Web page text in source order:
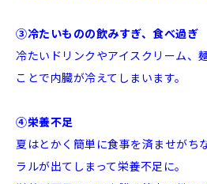
③冷たいものの飲みすぎ、食べ過ぎ
冷たいドリンクやアイスクリーム、
ことで内臓が冷えてしまいます。
④栄養不足
夏はとかく簡単に食事を済ませがち
ラルが出てしまって栄養不足に。